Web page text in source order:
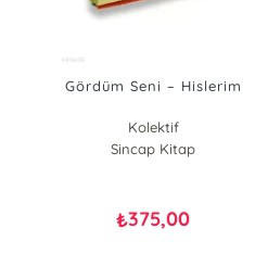
Gördüm Seni – Hislerim
Kolektif
Sincap Kitap
₺375,00